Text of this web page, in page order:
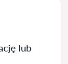
lub